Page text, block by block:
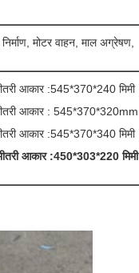
मोटर वाहन, माल अग्रेषण,
आकार :545*370*240 मिमी
आकार : 545*370*320mm
आकार :545*370*340 मिमी
आकार :450*303*220 मिमी